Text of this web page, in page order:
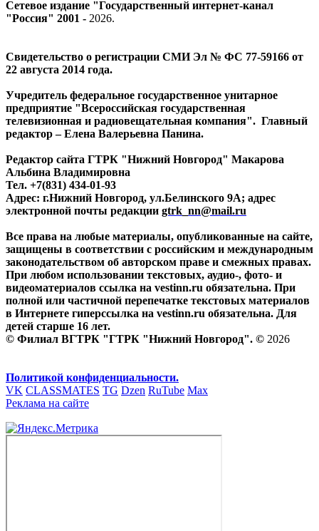
Сетевое издание "Государственный интернет-канал
"Россия" 2001 - 2026.
Свидетельство о регистрации СМИ Эл № ФС 77-59166 от
22 августа 2014 года.
Учредитель федеральное государственное унитарное
предприятие "Всероссийская государственная
телевизионная и радиовещательная компания". Главный
редактор – Елена Валерьевна Панина.
Редактор сайта ГТРК "Нижний Новгород" Макарова
Альбина Владимировна
Тел. +7(831) 434-01-93
Адрес: г.Нижний Новгород, ул.Белинского 9А; адрес
электронной почты редакции gtrk_nn@mail.ru
Все права на любые материалы, опубликованные на сайте,
защищены в соответствии с российским и международным
законодательством об авторском праве и смежных правах.
При любом использовании текстовых, аудио-, фото- и
видеоматериалов ссылка на vestinn.ru обязательна. При
полной или частичной перепечатке текстовых материалов
в Интернете гиперссылка на vestinn.ru обязательна. Для
детей старше 16 лет.
© Филиал ВГТРК "ГТРК "Нижний Новгород". © 2026
Политикой конфиденциальности.
VK CLASSMATES TG Dzen RuTube Max
Реклама на сайте